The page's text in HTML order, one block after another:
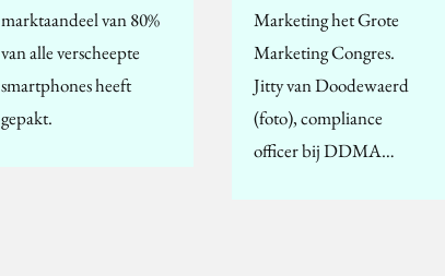
marktaandeel van 80%
van alle verscheepte
smartphones heeft
gepakt.
Marketing het Grote
Marketing Congres.
Jitty van Doodewaerd
(foto), compliance
officer bij DDMA…